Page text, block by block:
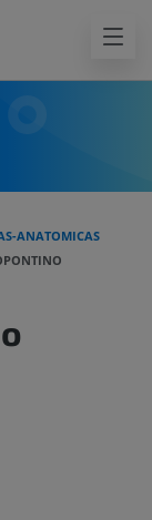
ANATOMICAS